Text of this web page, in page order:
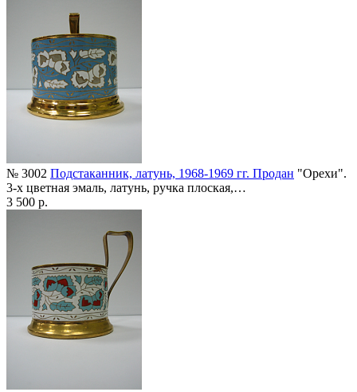
№ 3002 Подстаканник, латунь, 1968-1969 гг. Продан "Орехи".
3-х цветная эмаль, латунь, ручка плоская,…
3 500 р.